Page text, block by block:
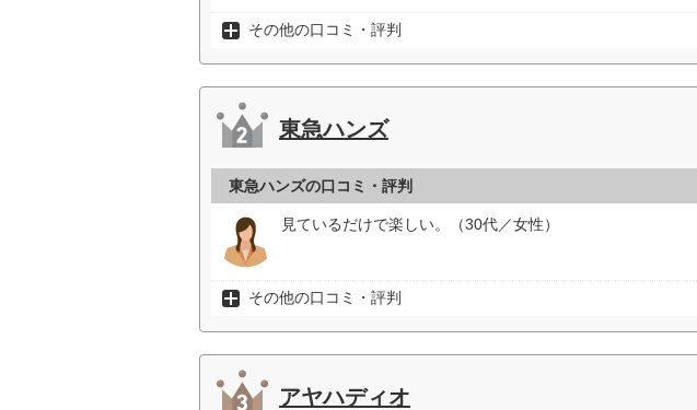
その他の口コミ・評判
東急ハンズ
東急ハンズの口コミ・評判
見ているだけで楽しい。（30代／女性）
その他の口コミ・評判
アヤハディオ